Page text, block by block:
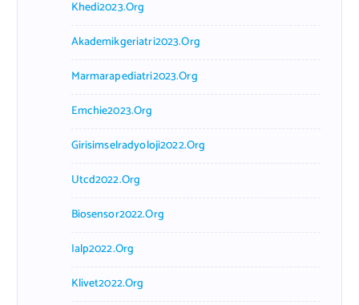
Khedi2023.org
Akademikgeriatri2023.org
Marmarapediatri2023.org
Emchie2023.org
Girisimselradyoloji2022.org
Utcd2022.org
Biosensor2022.org
Ialp2022.org
Klivet2022.org